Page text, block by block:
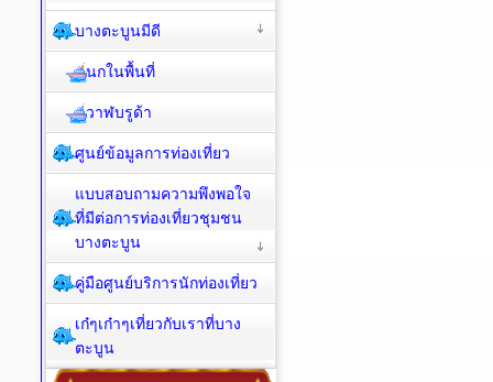
บางตะบูนมีดี
นกในพื้นที่
วาฬบรูด้า
ศูนย์ข้อมูลการท่องเที่ยว
แบบสอบถามความพึงพอใจ
ที่มีต่อการท่องเที่ยวชุมชน
บางตะบูน
คู่มือศูนย์บริการนักท่องเที่ยว
เก๋ๆเก๋าๆเที่ยวกับเราที่บาง
ตะบูน